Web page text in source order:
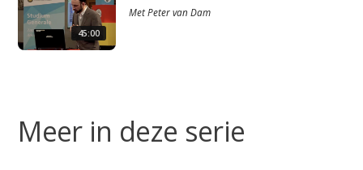
45:00
MetPeter van Dam
Meer in deze serie